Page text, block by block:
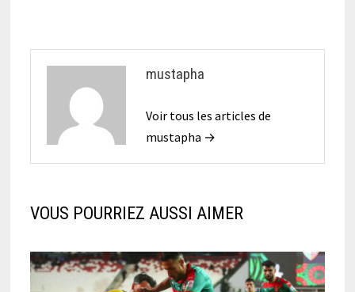
mustapha
Voir tous les articles de
mustapha →
VOUS POURRIEZ AUSSI AIMER